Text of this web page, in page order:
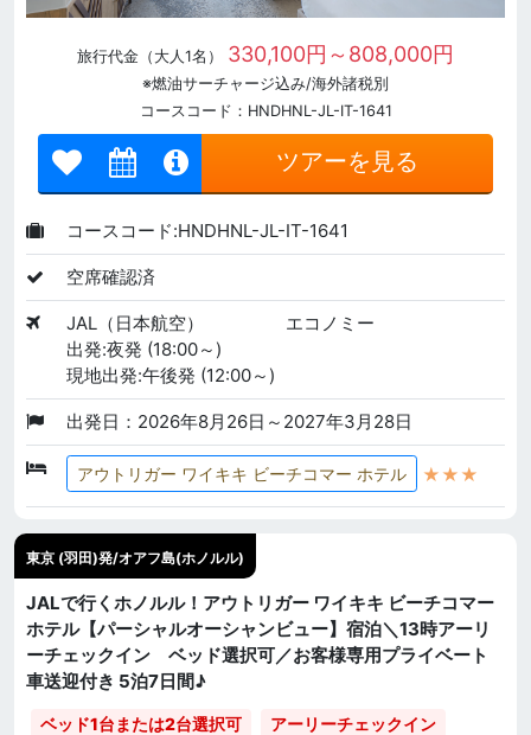
旅行代金（大人1名） 330,100円～808,000円
※燃油サーチャージ込み/海外諸税別
コースコード：HNDHNL-JL-IT-1641
ツアーを見る
コースコード:HNDHNL-JL-IT-1641
空席確認済
JAL（日本航空）
エコノミー
出発:夜発 (18:00～)
現地出発:午後発 (12:00～)
出発日：2026年8月26日～2027年3月28日
アウトリガー ワイキキ ビーチコマー ホテル ★★★
東京 (羽田)発/オアフ島(ホノルル)
JALで行くホノルル！アウトリガー ワイキキ ビーチコマー
ホテル【パーシャルオーシャンビュー】宿泊＼13時アーリ
ーチェックイン ベッド選択可／お客様専用プライベート
車送迎付き 5泊7日間♪
ベッド1台または2台選択可
アーリーチェックイン